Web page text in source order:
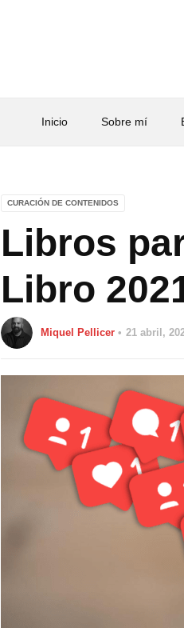
Inicio Sobre mí
CURACIÓN DE CONTENIDOS
Libros
Libro
Miquel Pellicer 21 abril,